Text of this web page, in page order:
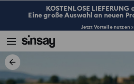
KOSTENLOSE LIEFERUNG
Eine große Auswahl an neuen
Jetzt Vorteile nutzen